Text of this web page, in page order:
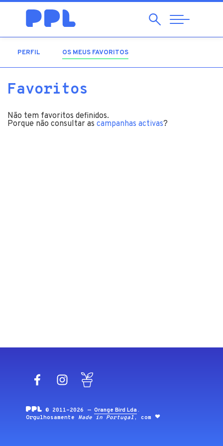
Pesquisar
Abrir
Navegação
PERFIL OS MEUS FAVORITOS
Favoritos
Não tem favoritos definidos.
Porque não consultar as campanhas activas?
FacebookInstagram
© 2011-2026 —Orange Bird Lda .
Orgulhosamente Made in Portugal , com